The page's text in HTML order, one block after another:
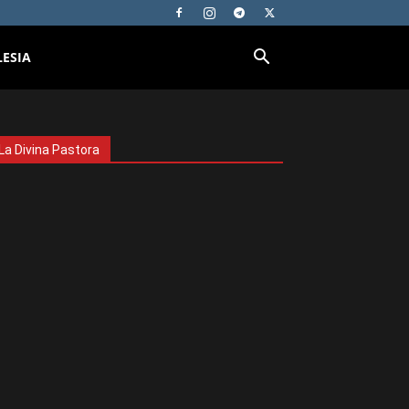
La Divina Pastora